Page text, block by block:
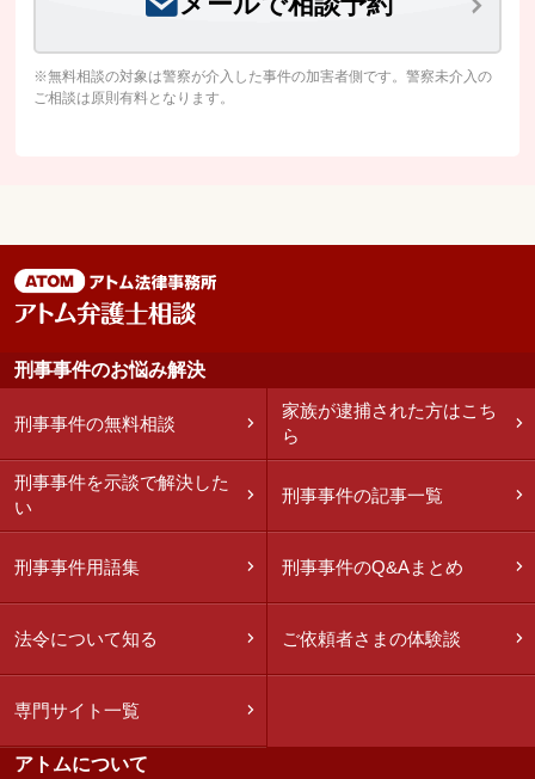
※無料相談の対象は警察が介入した事件の加害者側です。警察未介入の
ご相談は原則有料となります。
刑事事件のお悩み解決
刑事事件の無料相談
家族が逮捕された方はこち
ら
刑事事件を示談で解決した
い
刑事事件の記事一覧
刑事事件用語集 刑事事件のQ&Aまとめ
法令について知る ご依頼者さまの体験談
専門サイト一覧
アトムについて